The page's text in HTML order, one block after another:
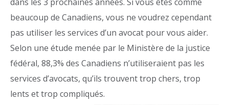
beaucoup de Canadiens, vous ne voudrez cependant
pas utiliser les services d’un avocat pour vous aider.
Selon une étude menée par le Ministère de la justice
fédéral, 88,3% des Canadiens n’utiliseraient pas les
services d’avocats, qu’ils trouvent trop chers, trop
lents et trop compliqués.